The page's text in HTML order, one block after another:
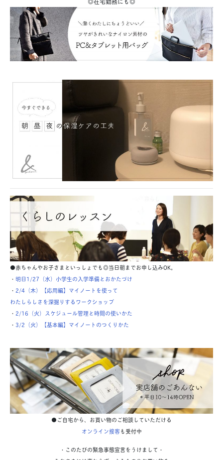
●赤ちゃんやお子さまといっしょでも◎当日朝までお申し込みOK。
・ 明日1/27（水）小学生の入学準備とおかたづけ
・ 2/4（木）【応用編】マイノートを使って
わたしらしさを深掘りする ワークショップ
・ 2/16（火）スケジュール管理と時間の使いかた
・ 3/2（火）【基本編】マイノートのつくりかた
●ご自宅から、お買い物のご相談していただける
オンライン接客も受付中
・このたびの緊急事態宣言をうけまして・